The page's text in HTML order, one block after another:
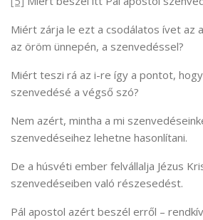
Miért zárja le ezt a csodálatos ívet az
az öröm ünnepén, a szenvedéssel?
Miért teszi rá az i-re így a pontot,
szenvedésé a végső szó?
Nem azért, mintha a mi
szenvedéseihez lehetne hasonlítani.
De a húsvéti ember felvállalja Jézus
szenvedéseiben való részesedést.
Pál apostol azért beszél erről –